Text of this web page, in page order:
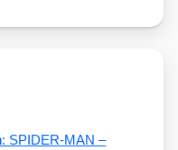
SPIDER-MAN –